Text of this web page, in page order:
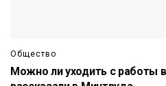
Общество
Можно ли уходить с работы